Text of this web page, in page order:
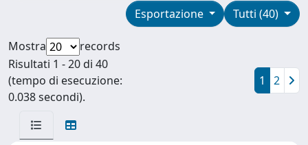
Tutti (40)
Esportazione
Mostra
records
Risultati 1 - 20 di 40
(tempo di esecuzione:
0.038 secondi).
1 2